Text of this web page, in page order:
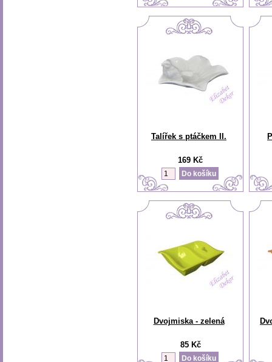
Talířek s ptáčkem II.
169 Kč
Dvojmiska - zelená
85 Kč